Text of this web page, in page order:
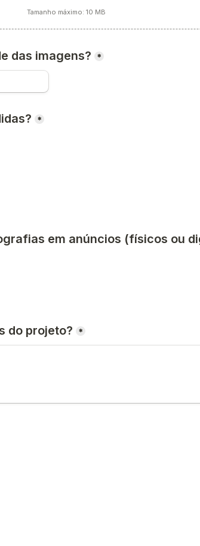
Tamanho máximo: 10 MB
das imagens? *
*
em anúncios (físicos ou
*